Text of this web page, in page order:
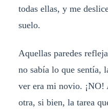
todas ellas, y me
suelo.
Aquellas paredes
no sabía lo que sentía,
ver era mi novio.
otra, si bien, la tarea